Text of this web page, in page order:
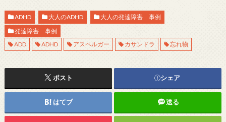
ADHD 大人のADHD
大人の発達障害 事例
発達障害 事例
ADD
ADHD アスペルガー カサンドラ 忘れ物
ポスト シェア
はてブ 送る